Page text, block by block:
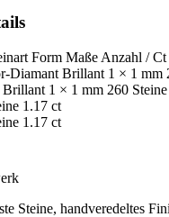
Form Maße Anzahl / Ct
Diamant Brillant 1 × 1 mm
Brillant 1 × 1 mm 260 Steine
1.17 ct
1.17 ct
Steine, handveredeltes